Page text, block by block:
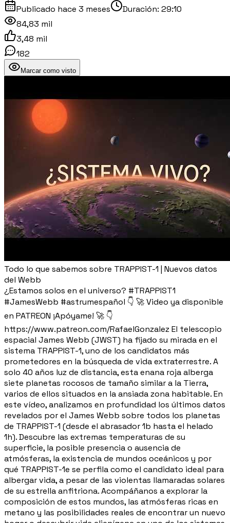
Publicado hace 3 meses Duración: 29:10
84,83 mil
3,48 mil
182
Marcar como visto
Todo lo que sabemos sobre TRAPPIST-1 | Nuevos datos
del Webb
¿Estamos solos en el universo? #TRAPPIST1
#JamesWebb #astrumespañol 👇 🚀 Video ya disponible
en PATREON ¡Apóyame! 🚀 👇
https://www.patreon.com/RafaelGonzalez El telescopio
espacial James Webb (JWST) ha fijado su mirada en el
sistema TRAPPIST-1, uno de los candidatos más
prometedores en la búsqueda de vida extraterrestre. A
solo 40 años luz de distancia, esta enana roja alberga
siete planetas rocosos de tamaño similar a la Tierra,
varios de ellos situados en la ansiada zona habitable. En
este vídeo, analizamos en profundidad los últimos datos
revelados por el James Webb sobre todos los planetas
de TRAPPIST-1 (desde el abrasador 1b hasta el helado
1h). Descubre las extremas temperaturas de su
superficie, la posible presencia o ausencia de
atmósferas, la existencia de mundos oceánicos y por
qué TRAPPIST-1e se perfila como el candidato ideal para
albergar vida, a pesar de las violentas llamaradas solares
de su estrella anfitriona. Acompáñanos a explorar la
composición de estos mundos, las atmósferas ricas en
metano y las posibilidades reales de encontrar un nuevo